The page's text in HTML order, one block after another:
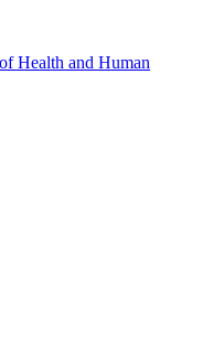
Health and Human